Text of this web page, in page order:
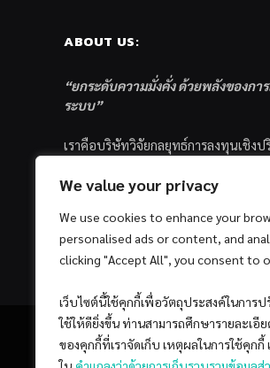
We value your privacy
We use cookies to enhance your
personalised ads or content, and
clicking "Accept All", you consent to
เว็บไซต์นี้ใช้คุกกี้เพื่อวัตถุประสงค์ในการ
ใช้ให้ดียิ่งขึ้น ท่านสามารถศึกษารายละเอี
ของคุกกี้ที่เราจัดเก็บ เหตุผลในการใช้คุกกี้
ABOUT US:
“ยกระดับความมั่งคั่ง ด้วยพลังของกา
ระบบ”
เราคือบริษัทวิจัยกลยุทธ์การลงทุนเชิง
ส่วนบุคคล ซึ่งมีเป้าหมายที่จะช่วยเหลือ
ด้วยแนวคิดและกระบวนการลงทุนอย่
Quantitative & Systematic